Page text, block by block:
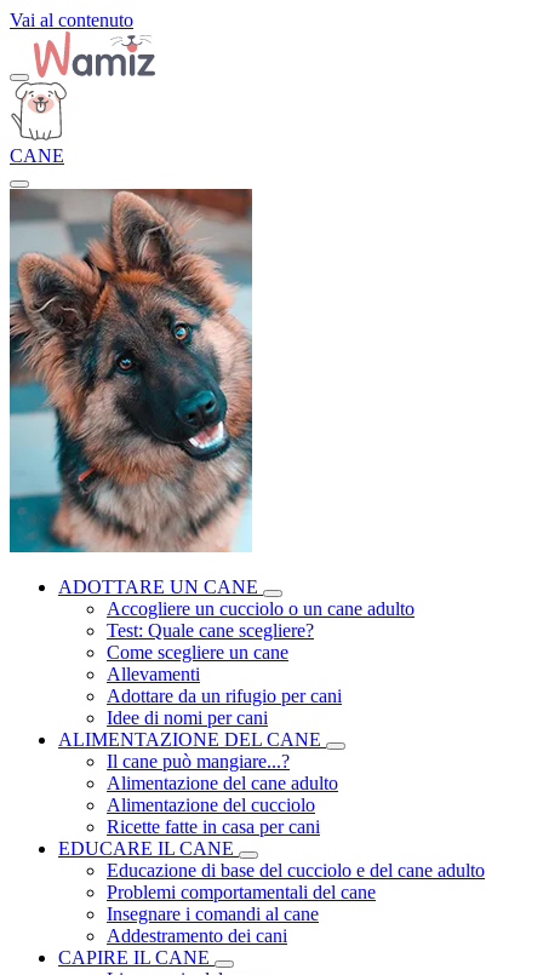
Vai al contenuto
CANE
ADOTTARE UN CANE
Accogliere un cucciolo o un cane adulto
Test: Quale cane scegliere?
Come scegliere un cane
Allevamenti
Adottare da un rifugio per cani
Idee di nomi per cani
ALIMENTAZIONE DEL CANE
Il cane può mangiare...?
Alimentazione del cane adulto
Alimentazione del cucciolo
Ricette fatte in casa per cani
EDUCARE IL CANE
Educazione di base del cucciolo e del cane adulto
Problemi comportamentali del cane
Insegnare i comandi al cane
Addestramento dei cani
CAPIRE IL CANE